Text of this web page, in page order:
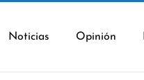
Noticias Opinión